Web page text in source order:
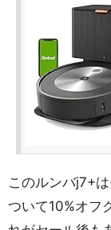
このルンバj7+
ついて10%オフ